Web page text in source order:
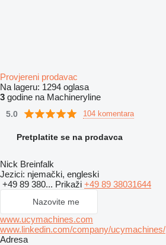
Provjereni prodavac
Na lageru: 1294 oglasa
3 godine na Machineryline
5.0 104 komentara
Pretplatite se na prodavca
Nick Breinfalk
Jezici: njemački, engleski
+49 89 380... Prikaži +49 89 38031644
Nazovite me
www.ucymachines.com
www.linkedin.com/company/ucymachines/
Adresa